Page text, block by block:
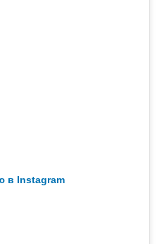
в Instagram